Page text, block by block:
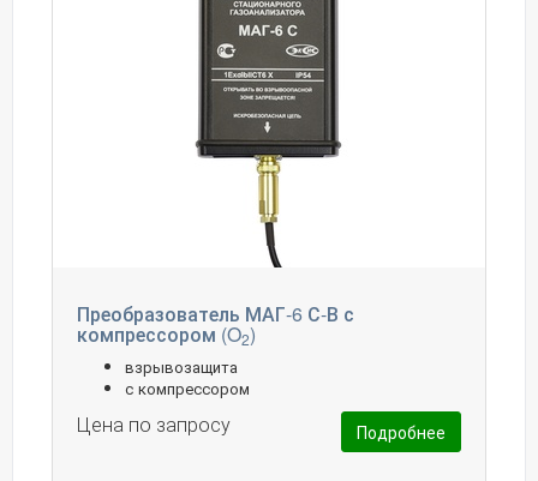
Преобразователь МАГ-6 С-В с
компрессором (O2)
взрывозащита
с компрессором
Цена по запросу Подробнее